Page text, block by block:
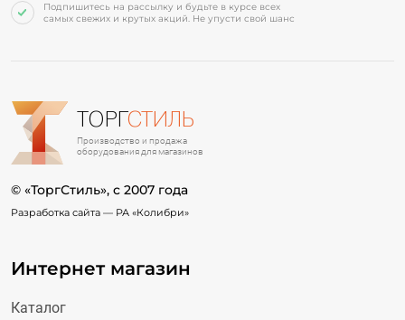
Подпишитесь на рассылку и будьте в курсе всех
самых свежих и крутых акций. Не упусти свой шанс
ТОРГСТИЛЬ
Производство и продажа
оборудования для магазинов
© «ТоргСтиль», c 2007 года
Разработка сайта — РА «Колибри»
Интернет магазин
Каталог